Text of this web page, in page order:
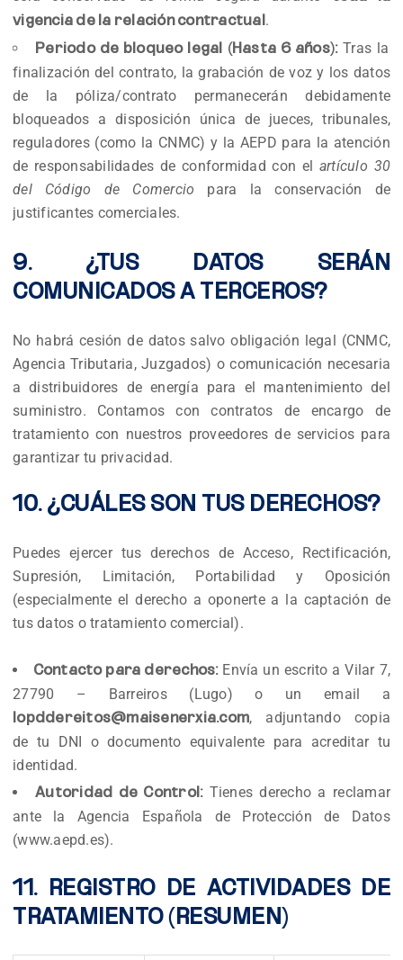
vigencia de la relación contractual.
Periodo de bloqueo legal (Hasta 6 años):Tras la
finalización del contrato, la grabación de voz y los datos
de la póliza/contrato permanecerán debidamente
bloqueados a disposición única de jueces, tribunales,
reguladores (como la CNMC) y la AEPD para la atención
de responsabilidades de conformidad con el artículo 30
del Código de Comercio para la conservación de
justificantes comerciales.
9. ¿TUS DATOS SERÁN
COMUNICADOS A TERCEROS?
No habrá cesión de datos salvo obligación legal (CNMC,
Agencia Tributaria, Juzgados) o comunicación necesaria
a distribuidores de energía para el mantenimiento del
suministro. Contamos con contratos de encargo de
tratamiento con nuestros proveedores de servicios para
garantizar tu privacidad.
10. ¿CUÁLES SON TUS DERECHOS?
Puedes ejercer tus derechos de Acceso, Rectificación,
Supresión, Limitación, Portabilidad y Oposición
(especialmente el derecho a oponerte a la captación de
tus datos o tratamiento comercial).
Contacto para derechos:Envía un escrito a Vilar 7,
27790 – Barreiros (Lugo) o un email a
lopddereitos@maisenerxia.com, adjuntando copia
de tu DNI o documento equivalente para acreditar tu
identidad.
Autoridad de Control:Tienes derecho a reclamar
ante la Agencia Española de Protección de Datos
(www.aepd.es).
11. REGISTRO DE ACTIVIDADES DE
TRATAMIENTO (RESUMEN)